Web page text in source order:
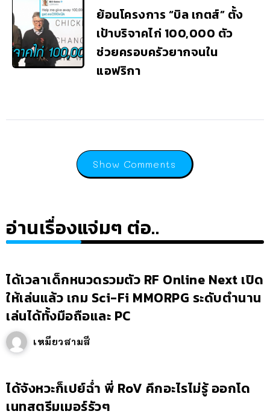
ย้อนโครงการ “บิล เกตส์” ตั้ง
เป้าบริจาคไก่ 100,000 ตัว
ช่วยครอบครัวยากจนใน
แอฟริกา
Show Comments
อ่านเรื่องแจ่มๆ ต่อ..
ได้เวลาเด็กหนวดรวมตัว RF Online Next เปิด
ให้เล่นแล้ว เกม Sci-Fi MMORPG ระดับตำนาน
เล่นได้ทั้งมือถือและ PC
เหมียวสามสี
ได้จังหวะก็เปย์ฉ่ำ พี่ RoV คึกอะไรไม่รู้ ออกโด
เนทสตรีมเมอร์รัวๆ